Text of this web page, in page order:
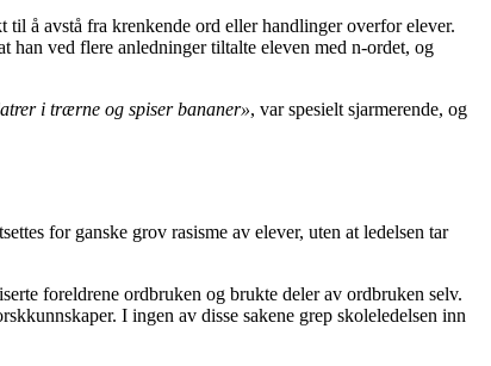
å avstå fra krenkende ord eller handlinger overfor elever.
han ved flere anledninger tiltalte eleven med n-ordet, og
i trærne og spiser bananer», var spesielt sjarmerende, og
for ganske grov rasisme av elever, uten at ledelsen tar
foreldrene ordbruken og brukte deler av ordbruken selv.
I ingen av disse sakene grep skoleledelsen inn